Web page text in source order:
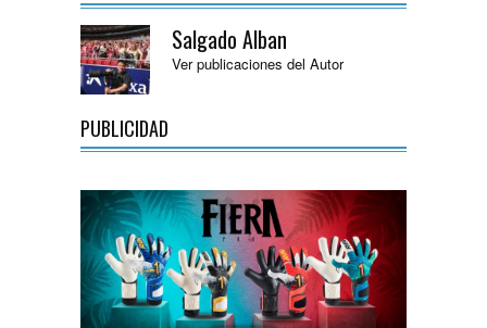
Salgado Alban
Ver publicaciones del Autor
PUBLICIDAD